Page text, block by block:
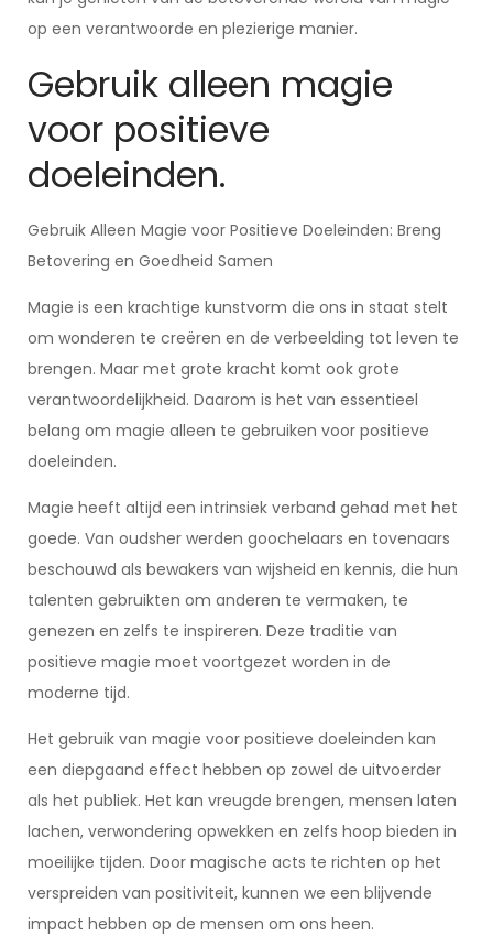
op een verantwoorde en plezierige manier.
Gebruik alleen magie
voor positieve
doeleinden.
Gebruik Alleen Magie voor Positieve Doeleinden: Breng
Betovering en Goedheid Samen
Magie is een krachtige kunstvorm die ons in staat stelt
om wonderen te creëren en de verbeelding tot leven te
brengen. Maar met grote kracht komt ook grote
verantwoordelijkheid. Daarom is het van essentieel
belang om magie alleen te gebruiken voor positieve
doeleinden.
Magie heeft altijd een intrinsiek verband gehad met het
goede. Van oudsher werden goochelaars en tovenaars
beschouwd als bewakers van wijsheid en kennis, die hun
talenten gebruikten om anderen te vermaken, te
genezen en zelfs te inspireren. Deze traditie van
positieve magie moet voortgezet worden in de
moderne tijd.
Het gebruik van magie voor positieve doeleinden kan
een diepgaand effect hebben op zowel de uitvoerder
als het publiek. Het kan vreugde brengen, mensen laten
lachen, verwondering opwekken en zelfs hoop bieden in
moeilijke tijden. Door magische acts te richten op het
verspreiden van positiviteit, kunnen we een blijvende
impact hebben op de mensen om ons heen.